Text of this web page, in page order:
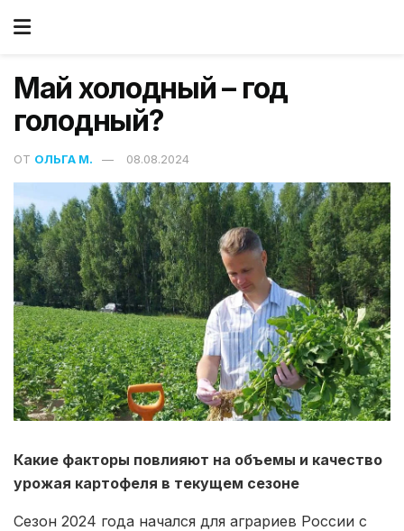
Май холодный – год
голодный?
ОТ ОЛЬГА М. 08.08.2024
Какие факторы повлияют на объемы и качество
урожая картофеля в текущем сезоне
Сезон 2024 года начался для аграриев России с